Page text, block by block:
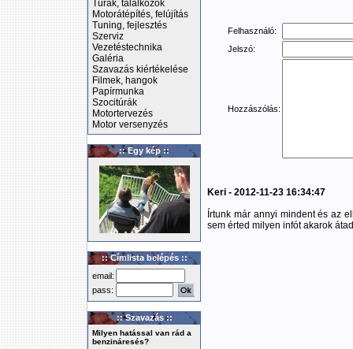
Túrák, találkozók
Motorátépítés, felújítás
Tuning, fejlesztés
Szerviz
Vezetéstechnika
Galéria
Szavazás kiértékelése
Filmek, hangok
Papírmunka
Szocitúrák
Motortervezés
Motor versenyzés
:: Egy kép ::
:: Címlista belépés ::
email:
pass:
:: Szavazás ::
Milyen hatással van rád a
benzináresés?
Felhasználó:
Jelszó:
Hozzászólás:
Keri - 2012-11-23 16:34:47
Írtunk már annyi mindent és az
sem érted milyen infót akarok